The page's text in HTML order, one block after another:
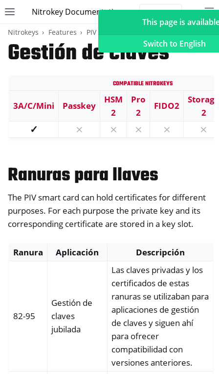
Toggle site navigation sidebar
Nitrokey Documentation
navigation of Features
navigation of OpenPGP card
navigation of PIV (Windows only)
Nitrokeys Features PIV (Windows only)
Gestión de claves
Compatible Nitrokeys
3A/C/Mini Passkey
HSM
2
Pro
2
FIDO2
2
✓ ⨯ ⨯ ⨯ ⨯ ⨯
Ranuras para llaves
The PIV smart card can hold certificates for different
purposes. For each purpose the private key and its
corresponding certificate are stored in a key slot.
Ranura Aplicación Descripción
82-95
Gestión de
claves
jubilada
Las claves privadas y los
certificados de estas
ranuras se utilizaban para
aplicaciones de gestión
de claves y siguen ahí
para ofrecer
compatibilidad con
versiones anteriores.
This page is
Switch to English